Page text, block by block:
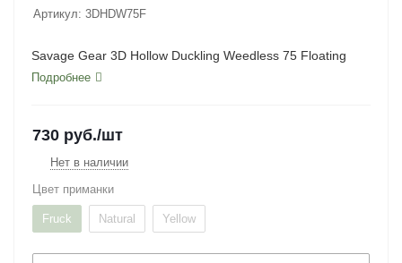
Артикул: 3DHDW75F
Savage Gear 3D Hollow Duckling Weedless 75 Floating
Подробнее
730 руб./шт
Нет в наличии
Цвет приманки
Fruck Natural Yellow